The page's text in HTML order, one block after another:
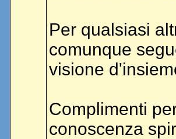
Per qualsiasi
comunque
visione
Complimenti
conoscenza